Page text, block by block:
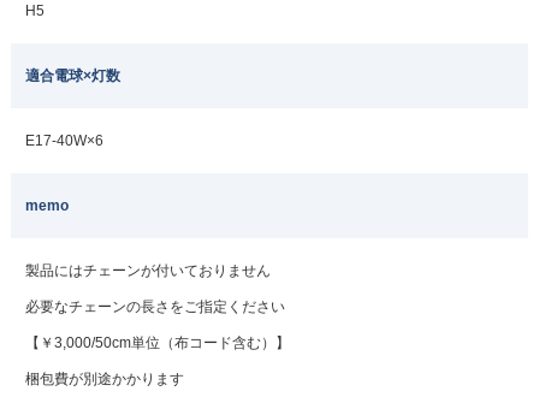
H5
適合電球×灯数
E17-40W×6
memo
製品にはチェーンが付いておりません
必要なチェーンの長さをご指定ください
【￥3,000/50cm単位（布コード含む）】
梱包費が別途かかります